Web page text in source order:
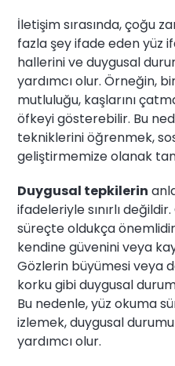
İletişim sırasında, çoğu
fazla şey ifade eden yüz
hallerini ve duygusal
yardımcı olur. Örneğin,
mutluluğu, kaşlarını
öfkeyi gösterebilir. Bu
tekniklerini öğrenmek,
geliştirmemize olanak
Duygusal tepkilerin
ifadeleriyle sınırlı
süreçte oldukça
kendine güvenini veya
Gözlerin büyümesi veya
korku gibi duygusal
Bu nedenle, yüz okuma
izlemek, duygusal
yardımcı olur.